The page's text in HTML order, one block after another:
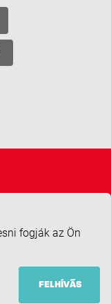
fogják az Ön
FELHÍVÁS